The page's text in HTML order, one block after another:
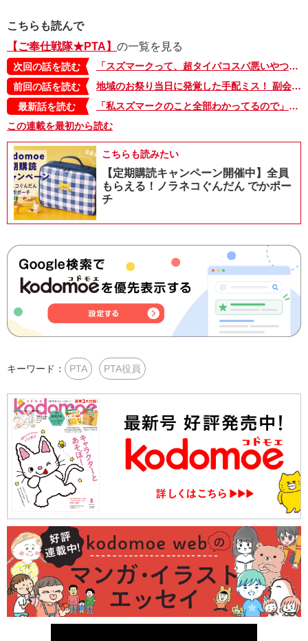
こちらも読んで
【ご奉仕戦隊★PTA】 の一覧を見る
次回の話を読む
「スズマークって、超タイパコスパ悪いやつっすよね？やる意味あります？」副会長・クロサワの発言にその場の雰囲気が…【ご奉仕戦隊★PTA・18】
前回の話を読む
地域のお祭り当日に発覚した手配ミス！ 副会長クロサワは、アプリでチャチャッと挽回…できるのか!? 【ご奉仕戦隊★PTA・16】
最新話を読む
「私スズマークのこと全部わかってるので」PTAの一大イベント、スズマークの集計日、保護者と楽しく作業をしていたら…【ご奉仕戦隊★PTA・19】
この連載を最初から読む
こちらも読みたい
【定期購読キャンペーン開催中】全員
もらえる！ノラネコぐんだん でかポー
チ
キーワード： PTA PTA役員